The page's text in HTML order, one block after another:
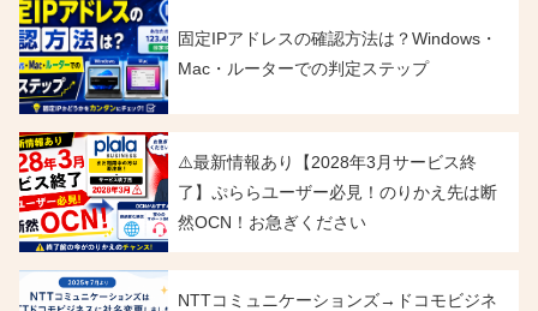
固定IPアドレスの確認方法は？Windows・
Mac・ルーターでの判定ステップ
⚠️最新情報あり【2028年3月サービス終
了】ぷららユーザー必見！のりかえ先は断
然OCN！お急ぎください
NTTコミュニケーションズ→ドコモビジネ